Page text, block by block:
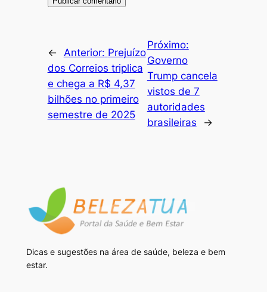
← Anterior: Prejuízo
dos Correios triplica
e chega a R$ 4,37
bilhões no primeiro
semestre de 2025
Próximo:
Governo
Trump cancela
vistos de 7
autoridades
brasileiras
→
Dicas e sugestões na área de saúde, beleza e bem
estar.